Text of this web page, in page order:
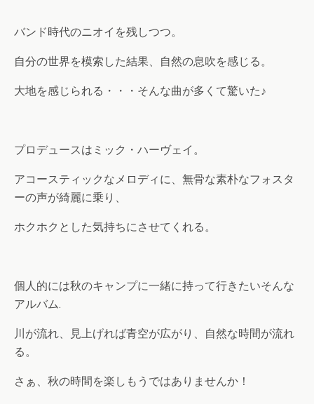
バンド時代のニオイを残しつつ。
自分の世界を模索した結果、自然の息吹を感じる。
大地を感じられる・・・そんな曲が多くて驚いた♪
プロデュースはミック・ハーヴェイ。
アコースティックなメロディに、無骨な素朴なフォスタ
ーの声が綺麗に乗り、
ホクホクとした気持ちにさせてくれる。
個人的には秋のキャンプに一緒に持って行きたいそんな
アルバム.
川が流れ、見上げれば青空が広がり、自然な時間が流れ
る。
さぁ、秋の時間を楽しもうではありませんか！